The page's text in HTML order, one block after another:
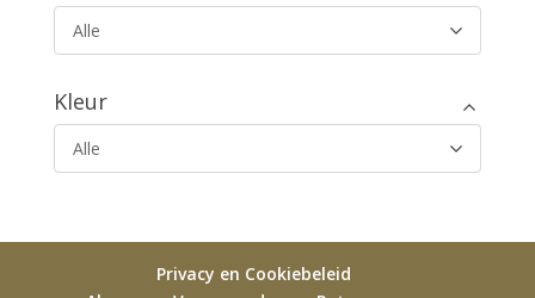
Alle
Kleur
Alle
Privacy en Cookiebeleid